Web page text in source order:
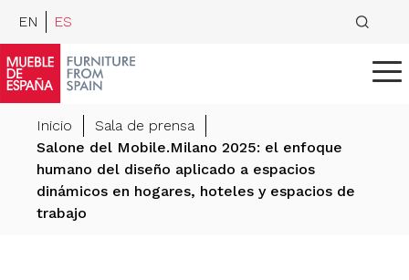
EN ES
Inicio
Sala de prensa
Salone del Mobile.Milano 2025: el enfoque
humano del diseño aplicado a espacios
dinámicos en hogares, hoteles y espacios de
trabajo